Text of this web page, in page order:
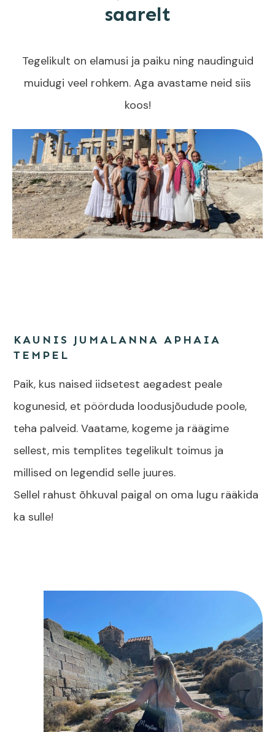
saarelt
Tegelikult on elamusi ja paiku ning naudinguid
muidugi veel rohkem. Aga avastame neid siis
koos!
KAUNIS JUMALANNA APHAIA
TEMPEL
Paik, kus naised iidsetest aegadest peale
kogunesid, et pöörduda loodusjõudude poole,
teha palveid. Vaatame, kogeme ja räägime
sellest, mis templites tegelikult toimus ja
millised on legendid selle juures.
Sellel rahust õhkuval paigal on oma lugu rääkida
ka sulle!